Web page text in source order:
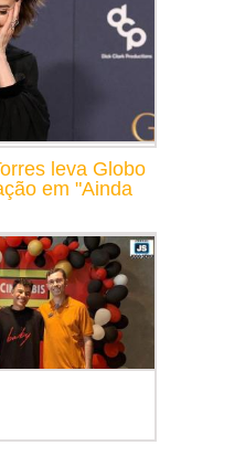
leva Globo
em "Ainda